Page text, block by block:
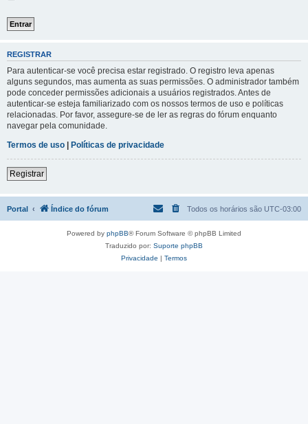
REGISTRAR
Para autenticar-se você precisa estar registrado. O registro leva apenas
alguns segundos, mas aumenta as suas permissões. O administrador também
pode conceder permissões adicionais a usuários registrados. Antes de
autenticar-se esteja familiarizado com os nossos termos de uso e políticas
relacionadas. Por favor, assegure-se de ler as regras do fórum enquanto
navegar pela comunidade.
Termos de uso | Políticas de privacidade
Registrar
Portal Índice do fórum Todos os horários são UTC-03:00
Powered by phpBB® Forum Software © phpBB Limited
Traduzido por: Suporte phpBB
Privacidade | Termos